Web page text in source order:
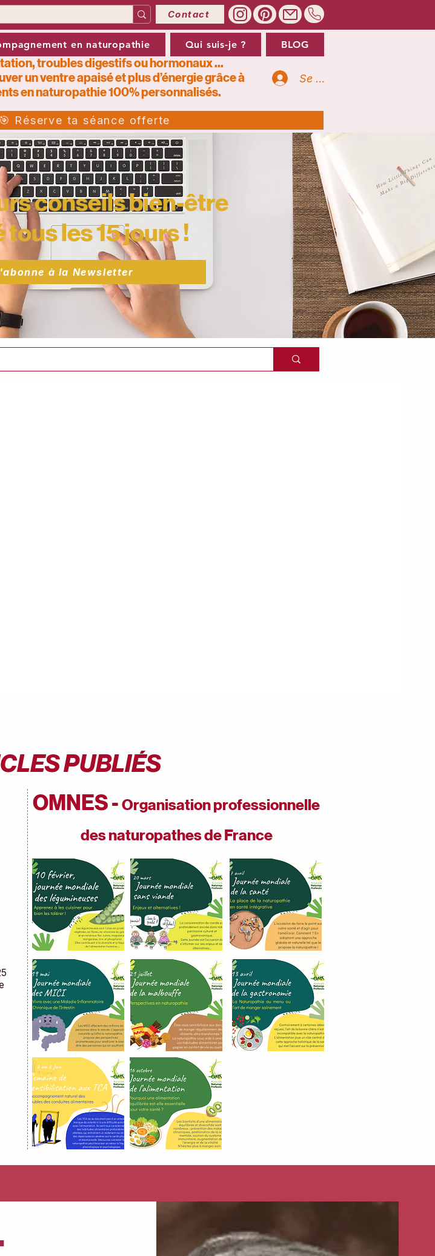
Contact
en naturopathie Qui suis-je ? BLOG
troubles digestifs ou hormonaux ...
un ventre apaisé et plus d’énergie grâce à
en naturopathie 100% personnalisés.
Se connecter
🎯 Réserve ta séance offerte
conseils bien-être
les 15 jours !
à la Newsletter
PUBLIÉS
OMNES - Organisation professionnelle
des naturopathes de France